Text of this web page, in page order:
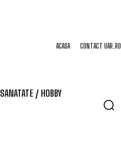
ACASA CONTACT UAR.RO
SANATATE / HOBBY